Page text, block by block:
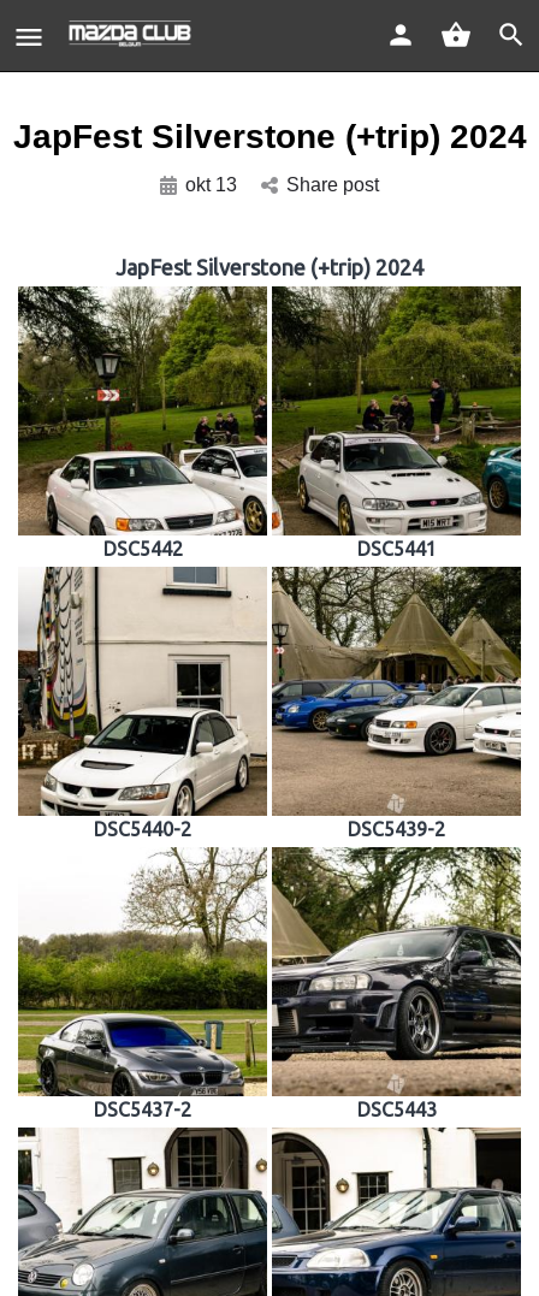
JapFest Silverstone (+trip) 2024
okt 13 Share post
JapFest Silverstone (+trip) 2024
DSC5442 DSC5441
DSC5440-2 DSC5439-2
DSC5437-2 DSC5443